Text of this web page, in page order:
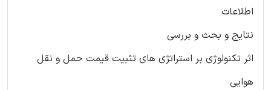
اطلاعات
نتایج و بحث و بررسی
اثر تکنولوژی بر استراتژی های تثبیت قیمت حمل و نقل
هوایی